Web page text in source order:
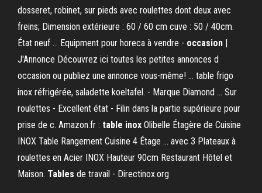
dosseret, robinet, sur pieds avec roulettes dont deux avec
freins; Dimension extérieure : 60 / 60 cm cuve : 50 / 40cm.
État neuf ... Equipment pour horeca à vendre - occasion |
J'Annonce Découvrez ici toutes les petites annonces d
occasion ou publiez une annonce vous-même! ... table frigo
inox réfrigérée, saladette koeltafel. - Marque Diamond ... Sur
roulettes - Excellent état - Filin dans la partie supérieure pour
prise de c. Amazon.fr : table inox Olibelle Étagère de Cuisine
INOX Table Rangement Cuisine 4 Étage ... avec 3 Plateaux à
roulettes en Acier INOX Hauteur 90cm Restaurant Hôtel et
Maison. Tables de travail - Directinox.org